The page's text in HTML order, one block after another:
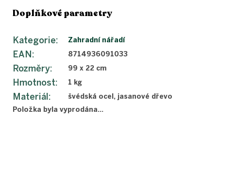
Doplňkové parametry
Kategorie: Zahradní nářadí
EAN: 8714936091033
Rozměry: 99 x 22 cm
Hmotnost: 1 kg
Materiál:
švédská ocel, jasanové dřevo
Položka byla vyprodána…